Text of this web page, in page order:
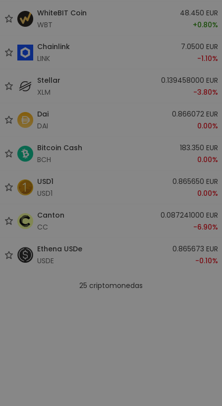
WhiteBIT Coin
WBT
48.450 EUR
+0.80%
Chainlink
LINK
7.0500 EUR
-1.10%
Stellar
XLM
0.139458000 EUR
-3.80%
Dai
DAI
0.866072 EUR
0.00%
Bitcoin Cash
BCH
183.350 EUR
0.00%
USD1
USD1
0.865650 EUR
0.00%
Canton
CC
0.087241000 EUR
-6.90%
Ethena USDe
USDE
0.865673 EUR
-0.10%
25 criptomonedas